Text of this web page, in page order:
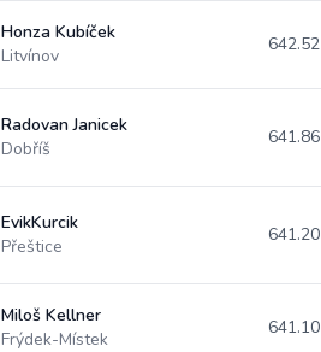
Honza Kubíček
Litvínov
642.52
Radovan Janicek
Dobříš
641.86
EvikKurcik
Přeštice
641.20
Miloš Kellner
Frýdek-Místek
641.10